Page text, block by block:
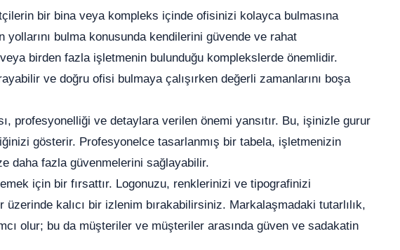
bir bina veya kompleks içinde ofisinizi kolayca bulmasına
bulma konusunda kendilerini güvende ve rahat
birden fazla işletmenin bulunduğu komplekslerde önemlidir.
ve doğru ofisi bulmaya çalışırken değerli zamanlarını boşa
profesyonelliği ve detaylara verilen önemi yansıtır. Bu, işinizle gurur
gösterir. Profesyonelce tasarlanmış bir tabela, işletmenizin
daha fazla güvenmelerini sağlayabilir.
için bir fırsattır. Logonuzu, renklerinizi ve tipografinizi
kalıcı bir izlenim bırakabilirsiniz. Markalaşmadaki tutarlılık,
olur; bu da müşteriler ve müşteriler arasında güven ve sadakatin